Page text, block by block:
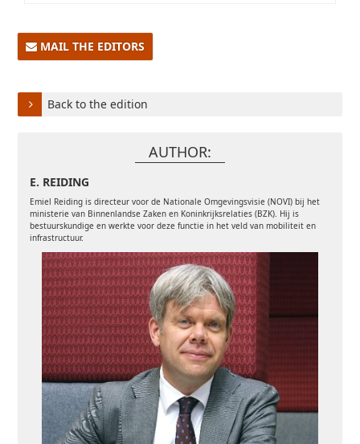
MAIL THE EDITORS
Back to the edition
AUTHOR:
E. REIDING
Emiel Reiding is directeur voor de Nationale Omgevingsvisie (NOVI) bij het
ministerie van Binnenlandse Zaken en Koninkrijksrelaties (BZK). Hij is
bestuurskundige en werkte voor deze functie in het veld van mobiliteit en
infrastructuur.